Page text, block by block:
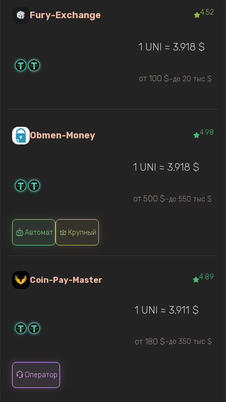
Fury-Exchange 4.52
1 UNI ≈ 3.918 $
от 100 $—до 20 тыс $
Obmen-Money 4.98
1 UNI ≈ 3.918 $
от 500 $—до 550 тыс $
Автомат Крупный
Coin-Pay-Master 4.89
1 UNI ≈ 3.911 $
от 180 $—до 350 тыс $
Оператор